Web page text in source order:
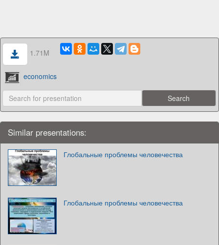
1.71M
economics
Similar presentations:
Глобальные проблемы человечества
Глобальные проблемы человечества